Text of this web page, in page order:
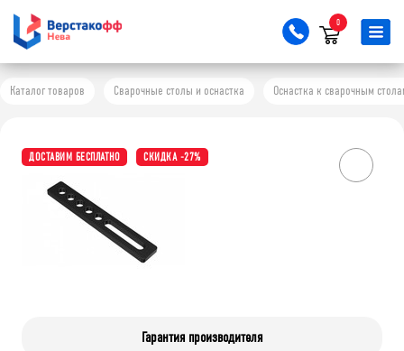
0
Каталог товаров Сварочные столы и оснастка Оснастка к сварочным
ДОСТАВИМ БЕСПЛАТНО СКИДКА -27%
Гарантия производителя